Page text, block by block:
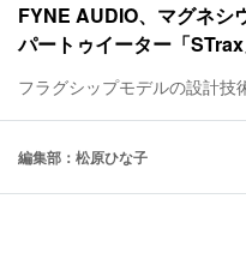
FYNE AUDIO、マグネシ
パートゥイーター「STrax
フラグシップモデルの設計技
編集部：松原ひな子